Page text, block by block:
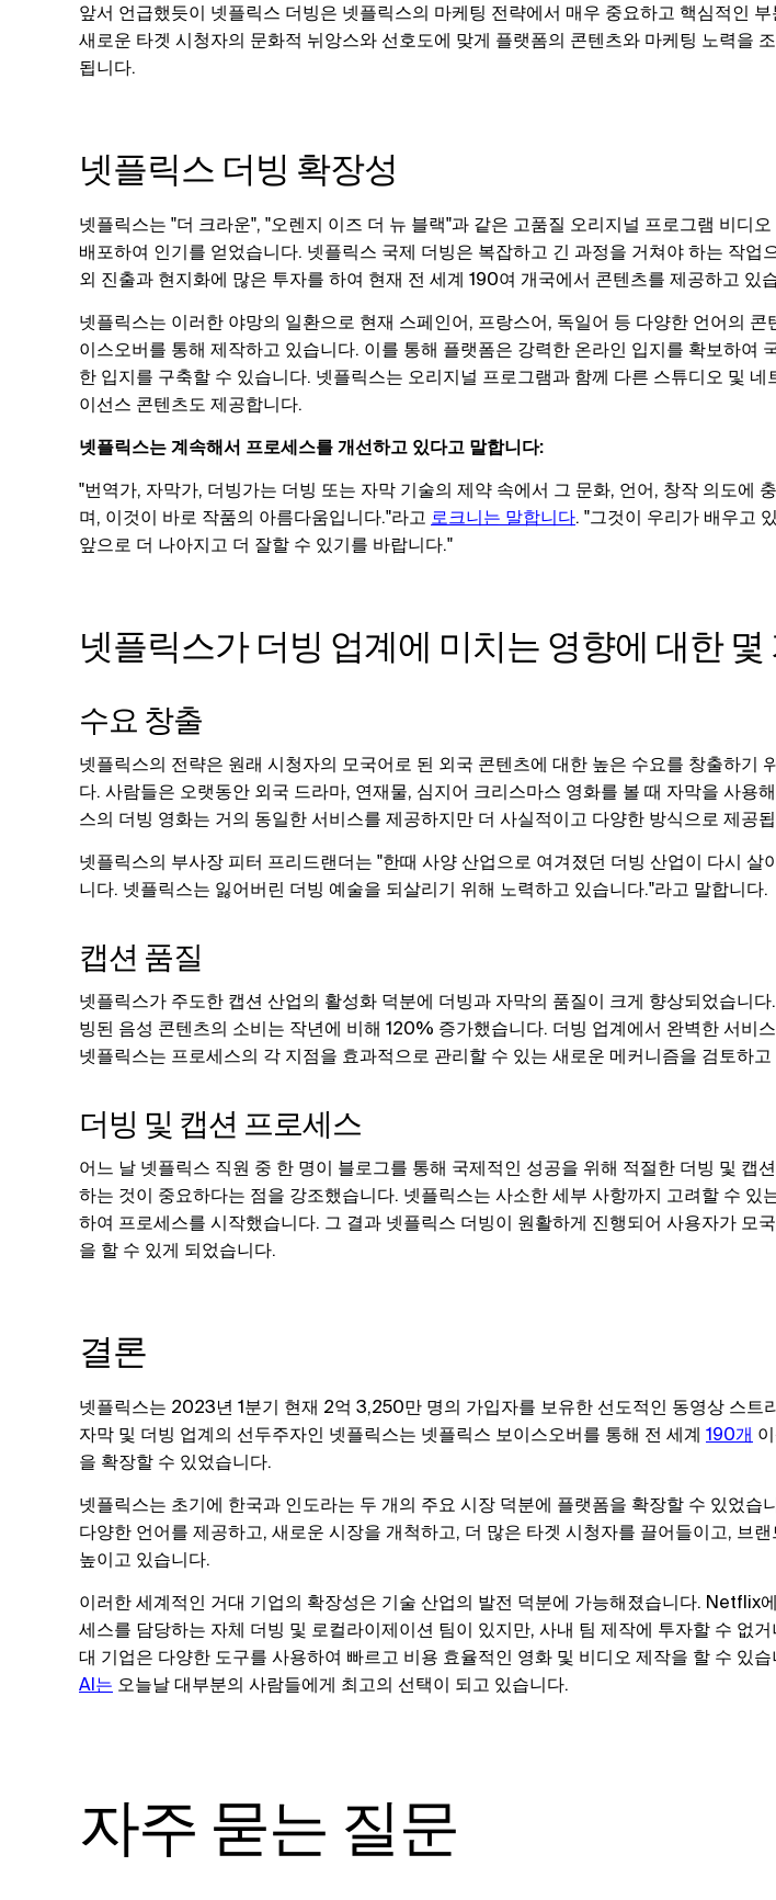
앞서 언급했듯이 넷플릭스 더빙은 넷플릭스의 마케팅 전략에서 매우 중요하고 핵심적인
새로운 타겟 시청자의 문화적 뉘앙스와 선호도에 맞게 플랫폼의 콘텐츠와 마케팅 노력을
됩니다.
넷플릭스 더빙 확장성
넷플릭스는 "더 크라운", "오렌지 이즈 더 뉴 블랙"과 같은 고품질 오리지널 프로그램 비디
배포하여 인기를 얻었습니다. 넷플릭스 국제 더빙은 복잡하고 긴 과정을 거쳐야 하는 작업
외 진출과 현지화에 많은 투자를 하여 현재 전 세계 190여 개국에서 콘텐츠를 제공하고 있
넷플릭스는 이러한 야망의 일환으로 현재 스페인어, 프랑스어, 독일어 등 다양한 언어의 콘
이스오버를 통해 제작하고 있습니다. 이를 통해 플랫폼은 강력한 온라인 입지를 확보하여
한 입지를 구축할 수 있습니다. 넷플릭스는 오리지널 프로그램과 함께 다른 스튜디오 및 네
이선스 콘텐츠도 제공합니다.
넷플릭스는 계속해서 프로세스를 개선하고 있다고 말합니다:
"번역가, 자막가, 더빙가는 더빙 또는 자막 기술의 제약 속에서 그 문화, 언어, 창작 의도에
며, 이것이 바로 작품의 아름다움입니다."라고 로크니는 말합니다. "그것이 우리가 배우고
앞으로 더 나아지고 더 잘할 수 있기를 바랍니다."
넷플릭스가 더빙 업계에 미치는 영향에 대한 몇
수요 창출
넷플릭스의 전략은 원래 시청자의 모국어로 된 외국 콘텐츠에 대한 높은 수요를 창출하기
다. 사람들은 오랫동안 외국 드라마, 연재물, 심지어 크리스마스 영화를 볼 때 자막을 사용
스의 더빙 영화는 거의 동일한 서비스를 제공하지만 더 사실적이고 다양한 방식으로 제공
넷플릭스의 부사장 피터 프리드랜더는 "한때 사양 산업으로 여겨졌던 더빙 산업이 다시 살
니다. 넷플릭스는 잃어버린 더빙 예술을 되살리기 위해 노력하고 있습니다."라고 말합니다.
캡션 품질
넷플릭스가 주도한 캡션 산업의 활성화 덕분에 더빙과 자막의 품질이 크게 향상되었습니다.
빙된 음성 콘텐츠의 소비는 작년에 비해 120% 증가했습니다. 더빙 업계에서 완벽한 서비
넷플릭스는 프로세스의 각 지점을 효과적으로 관리할 수 있는 새로운 메커니즘을 검토하
더빙 및 캡션 프로세스
어느 날 넷플릭스 직원 중 한 명이 블로그를 통해 국제적인 성공을 위해 적절한 더빙 및 캡
하는 것이 중요하다는 점을 강조했습니다. 넷플릭스는 사소한 세부 사항까지 고려할 수 있
하여 프로세스를 시작했습니다. 그 결과 넷플릭스 더빙이 원활하게 진행되어 사용자가 모
을 할 수 있게 되었습니다.
결론
넷플릭스는 2023년 1분기 현재 2억 3,250만 명의 가입자를 보유한 선도적인 동영상 스트
자막 및 더빙 업계의 선두주자인 넷플릭스는 넷플릭스 보이스오버를 통해 전 세계 190개
을 확장할 수 있었습니다.
넷플릭스는 초기에 한국과 인도라는 두 개의 주요 시장 덕분에 플랫폼을 확장할 수 있었습
다양한 언어를 제공하고, 새로운 시장을 개척하고, 더 많은 타겟 시청자를 끌어들이고, 브
높이고 있습니다.
이러한 세계적인 거대 기업의 확장성은 기술 산업의 발전 덕분에 가능해졌습니다. Netflix
세스를 담당하는 자체 더빙 및 로컬라이제이션 팀이 있지만, 사내 팀 제작에 투자할 수 없거
대 기업은 다양한 도구를 사용하여 빠르고 비용 효율적인 영화 및 비디오 제작을 할 수 있습
AI는 오늘날 대부분의 사람들에게 최고의 선택이 되고 있습니다.
자주 묻는 질문